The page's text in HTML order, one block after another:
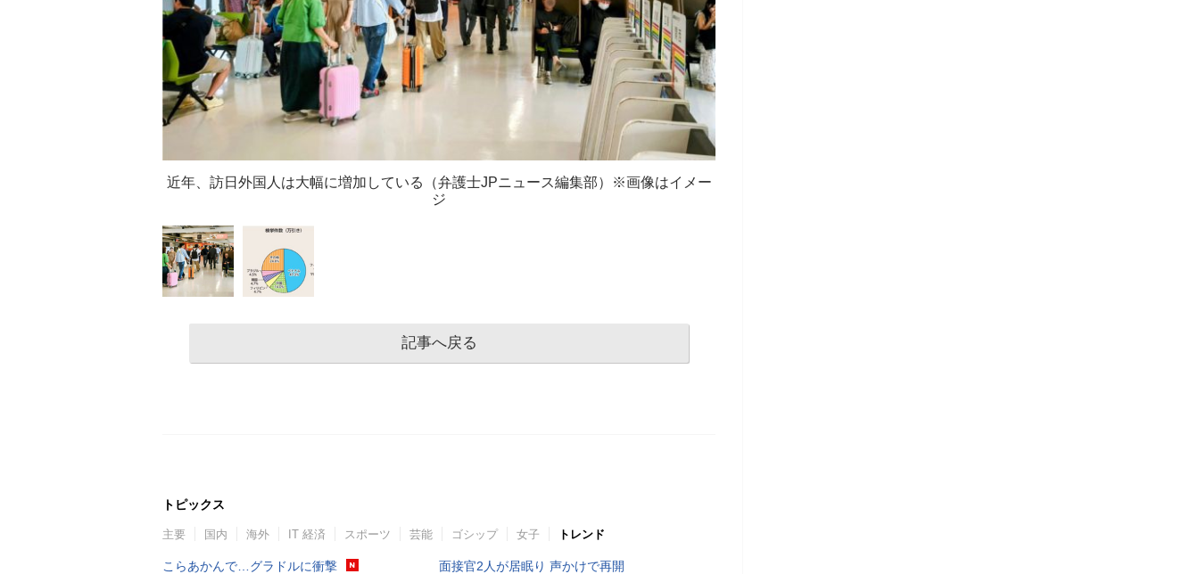
近年、訪日外国人は大幅に増加している（弁護士JPニュース編集部）※画像はイメー
ジ
記事へ戻る
トピックス
主要 国内 海外 IT 経済 スポーツ 芸能 ゴシップ 女子 トレンド
こらあかんで…グラドルに衝撃
面接官2人が居眠り 声かけで再開